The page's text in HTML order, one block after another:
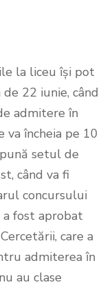
la liceu își pot
22 iunie, când
admitere în
va încheia pe 10
setul de
când va fi
concursului
fost aprobat
care a
admiterea în
au clase